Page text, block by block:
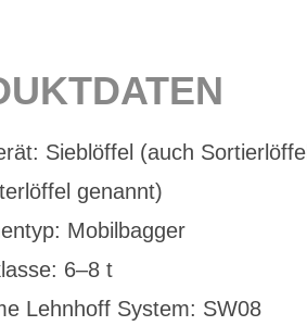
Sieb­löf­fel (auch Sor­tier­löf­fel
ge­nannt)
Mo­bil­bag­ger
6–8 t
Lehn­hoff Sys­tem: SW08